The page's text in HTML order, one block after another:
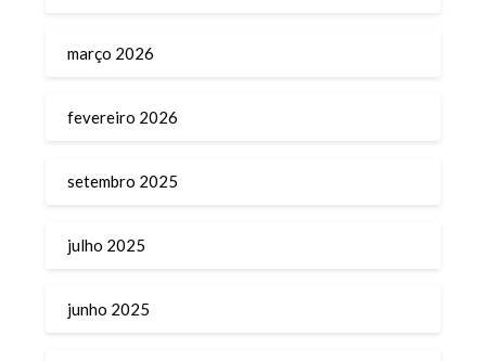
março 2026
fevereiro 2026
setembro 2025
julho 2025
junho 2025